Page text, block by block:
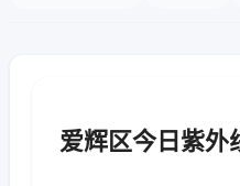
爱辉区今日紫外